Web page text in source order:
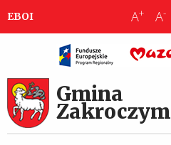
EBOI A+ A-
Gmina
Zakroczym